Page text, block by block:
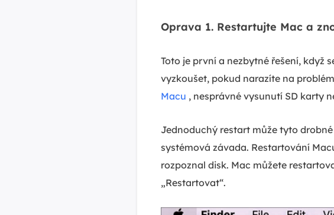
Oprava 1. Restartujte Mac a
Toto je první a nezbytné řešení, když
vyzkoušet, pokud narazíte na
Macu , nesprávné vysunutí SD karty
Jednoduchý restart může tyto
systémová závada. Restartování
rozpoznal disk. Mac můžete
„Restartovat“.